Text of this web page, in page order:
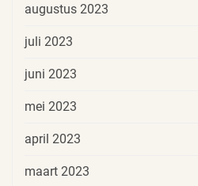
augustus 2023
juli 2023
juni 2023
mei 2023
april 2023
maart 2023